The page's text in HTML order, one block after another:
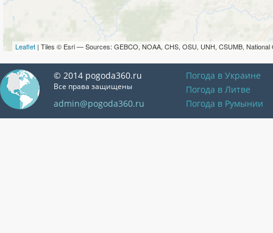
Leaflet | Tiles © Esri — Sources: GEBCO, NOAA, CHS, OSU, UNH, CSUMB, National
© 2014 pogoda360.ru
Все права защищены
admin@pogoda360.ru
Погода в Украине
Погода в Литве
Погода в Румынии